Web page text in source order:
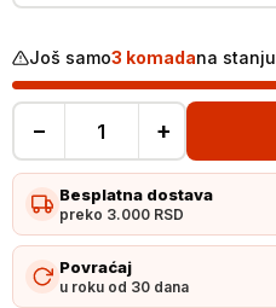
Još samo3 komadana stanju
vakumski
držač
za
telefon
količina
− +
Besplatna dostava
preko 3.000 RSD
Povraćaj
u roku od 30 dana